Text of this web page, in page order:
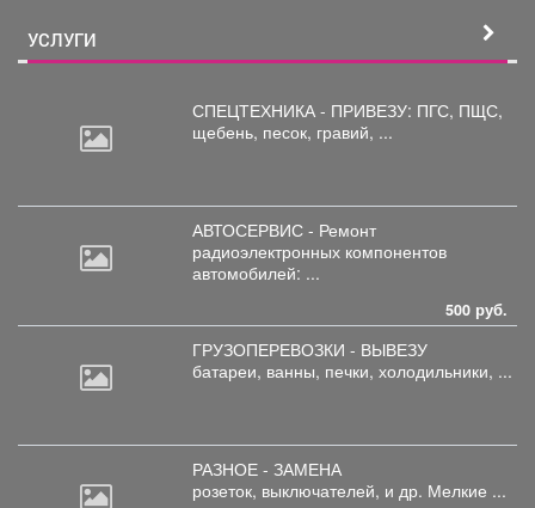
УСЛУГИ
СПЕЦТЕХНИКА - ПРИВЕЗУ: ПГС, ПЩС,
щебень, песок, гравий, ...
АВТОСЕРВИС - Ремонт
радиоэлектронных компонентов
автомобилей: ...
500 руб.
ГРУЗОПЕРЕВОЗКИ - ВЫВЕЗУ
батареи, ванны, печки, холодильники, ...
РАЗНОЕ - ЗАМЕНА
розеток, выключателей, и др. Мелкие ...